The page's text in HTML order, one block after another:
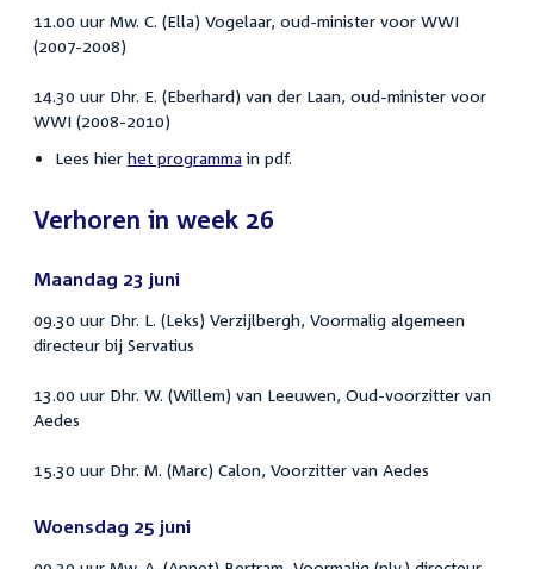
11.00 uur Mw. C. (Ella) Vogelaar, oud-minister voor WWI
(2007-2008)
14.30 uur Dhr. E. (Eberhard) van der Laan, oud-minister voor
WWI (2008-2010)
Lees hier het programmain pdf.
Verhoren in week 26
Maandag 23 juni
09.30 uur Dhr. L. (Leks) Verzijlbergh, Voormalig algemeen
directeur bij Servatius
13.00 uur Dhr. W. (Willem) van Leeuwen, Oud-voorzitter van
Aedes
15.30 uur Dhr. M. (Marc) Calon, Voorzitter van Aedes
Woensdag 25 juni